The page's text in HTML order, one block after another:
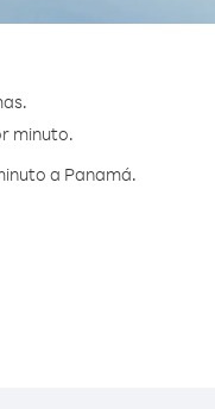
minuto.
a Panamá.